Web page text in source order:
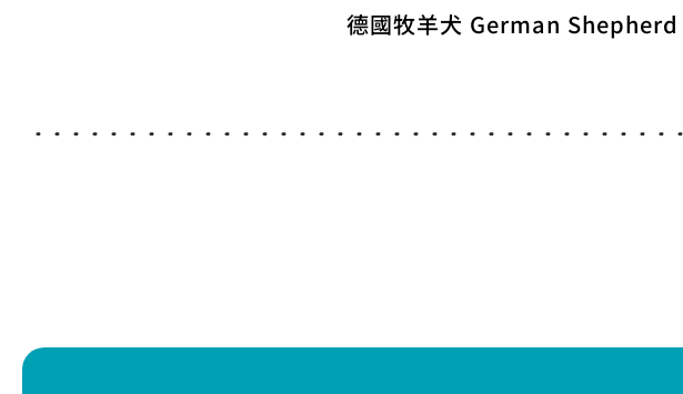
德國牧羊犬 German Shepherd